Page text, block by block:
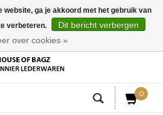
0
website, ga je akkoord met het gebruik van
verbeteren.
Dit bericht verbergen
over cookies »